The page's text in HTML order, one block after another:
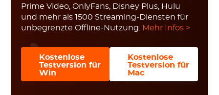
Prime Video, OnlyFans, Disney Plus, Hulu
und mehr als 1500 Streaming-Diensten für
unbegrenzte Offline-Nutzung.
Mehr Infos >
Kostenlose
Testversion für
Win
Kostenlose
Testversion für
Mac